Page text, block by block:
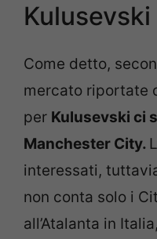
Kulusevski
Come detto,
mercato riportate
per Kulusevski ci
Manchester City.
interessati,
non conta solo i
all’Atalanta in